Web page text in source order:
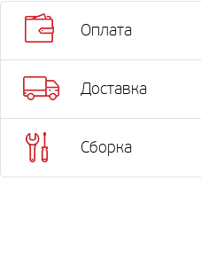
Оплата
Доставка
Сборка